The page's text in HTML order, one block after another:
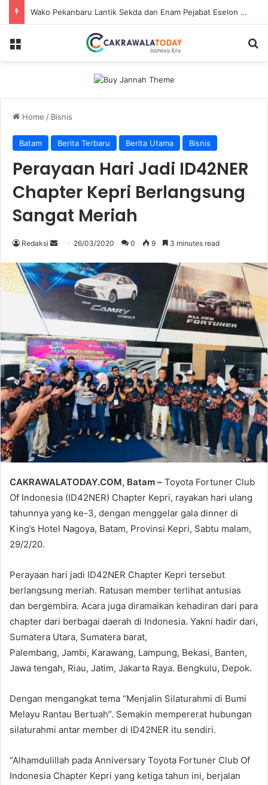
Wako Pekanbaru Lantik Sekda dan Enam Pejabat Eselon Lainnya
Menu
Home / Bisnis
Batam Berita Terbaru Berita Utama Bisnis
Perayaan Hari Jadi ID42NER
Chapter Kepri Berlangsung
Sangat Meriah
Redaksi
Send
email
26/03/2020 0 9 3 minutes read
CAKRAWALATODAY.COM, Batam – Toyota Fortuner Club
Of Indonesia (ID42NER) Chapter Kepri, rayakan hari ulang
tahunnya yang ke-3, dengan menggelar gala dinner di
King’s Hotel Nagoya, Batam, Provinsi Kepri, Sabtu malam,
29/2/20.
Perayaan hari jadi ID42NER Chapter Kepri tersebut
berlangsung meriah. Ratusan member terlihat antusias
dan bergembira. Acara juga diramaikan kehadiran dari para
chapter dari berbagai daerah di Indonesia. Yakni hadir dari,
Sumatera Utara, Sumatera barat,
Palembang, Jambi, Karawang, Lampung, Bekasi, Banten,
Jawa tengah, Riau, Jatim, Jakarta Raya. Bengkulu, Depok.
Dengan mengangkat tema “Menjalin Silaturahmi di Bumi
Melayu Rantau Bertuah”. Semakin mempererat hubungan
silaturahmi antar member di ID42NER itu sendiri.
“Alhamdulillah pada Anniversary Toyota Fortuner Club Of
Indonesia Chapter Kepri yang ketiga tahun ini, berjalan